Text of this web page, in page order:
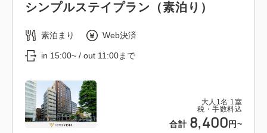
大人 1名 1室
税・手数料込
合計 8,400 円~
シンプルステイプラン（素泊り）
素泊まり Web決済
in 15:00~ / out 11:00まで